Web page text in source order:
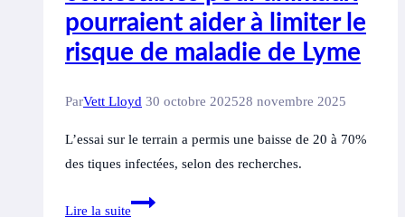
pourraient aider à limiter le
risque de maladie de Lyme
ParVett Lloyd 30 octobre 202528 novembre 2025
L’essai sur le terrain a permis une baisse de 20 à 70%
des tiques infectées, selon des recherches.
Lire la suite
Comment